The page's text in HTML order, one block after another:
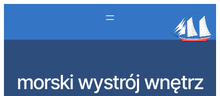
morski wystrój wnętrz